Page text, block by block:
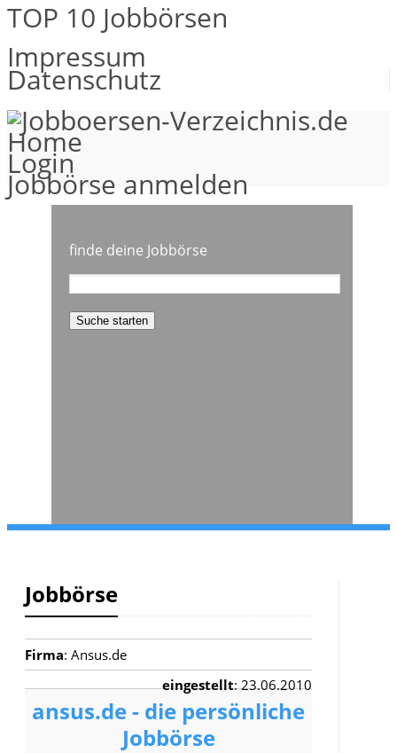
TOP 10 Jobbörsen
Impressum
Datenschutz
Home
Login
Jobbörse anmelden
finde deine Jobbörse
Suche starten
Jobbörse
Firma: Ansus.de
eingestellt: 23.06.2010
ansus.de - die persönliche
Jobbörse